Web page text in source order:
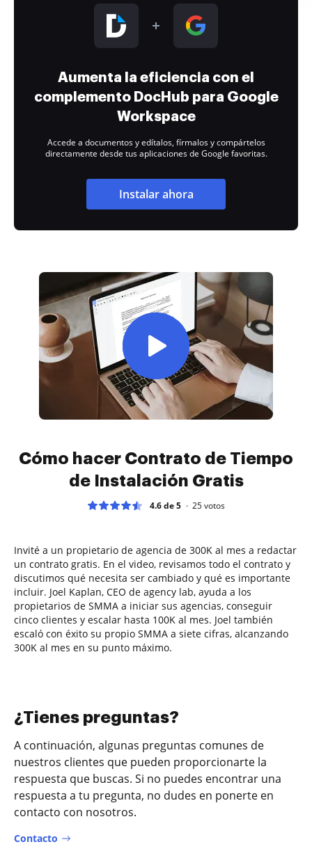
Aumenta la eficiencia con el
complemento DocHub para Google
Workspace
Accede a documentos y edítalos, fírmalos y compártelos
directamente desde tus aplicaciones de Google favoritas.
Instalar ahora
Cómo hacer Contrato de Tiempo
de Instalación Gratis
4.6 de 5 25votos
Invité a un propietario de agencia de 300K al mes a redactar
un contrato gratis. En el video, revisamos todo el contrato y
discutimos qué necesita ser cambiado y qué es importante
incluir. Joel Kaplan, CEO de agency lab, ayuda a los
propietarios de SMMA a iniciar sus agencias, conseguir
cinco clientes y escalar hasta 100K al mes. Joel también
escaló con éxito su propio SMMA a siete cifras, alcanzando
300K al mes en su punto máximo.
¿Tienes preguntas?
A continuación, algunas preguntas comunes de
nuestros clientes que pueden proporcionarte la
respuesta que buscas. Si no puedes encontrar una
respuesta a tu pregunta, no dudes en ponerte en
contacto con nosotros.
Contacto